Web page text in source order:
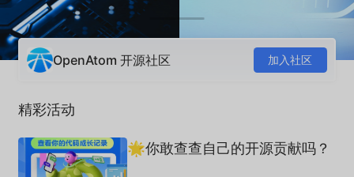
OpenAtom 开源社区 加入社区
精彩活动
🌟你敢查查自己的开源贡献吗？